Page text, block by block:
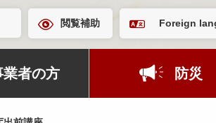
閲覧補助 Foreign
業者の方 防災